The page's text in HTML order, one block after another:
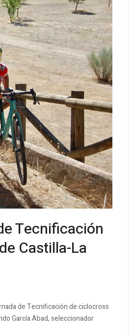
Tecnificación
Castilla-La
de Tecnificación de ciclocross
García Abad, seleccionador